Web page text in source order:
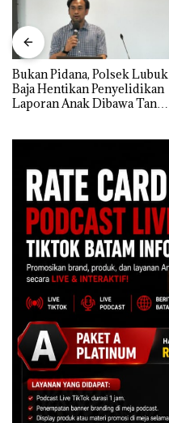
Bukan Pidana, Polsek Lubuk
Baja Hentikan Penyelidikan
Laporan Anak Dibawa Tanpa